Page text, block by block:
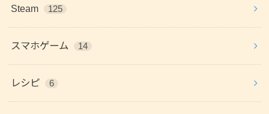
Steam 125
スマホゲーム 14
レシピ 6